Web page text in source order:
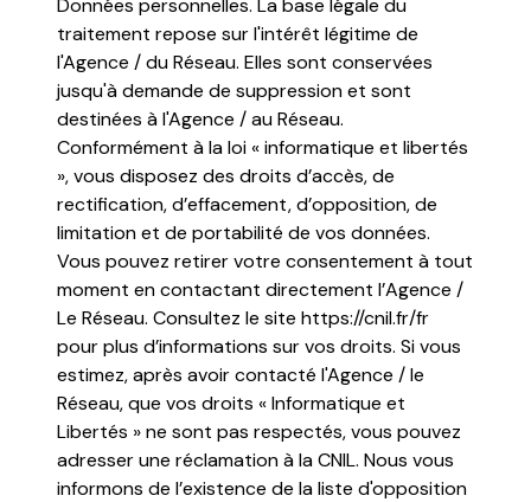
Données personnelles. La base légale du
traitement repose sur l'intérêt légitime de
l'Agence / du Réseau. Elles sont conservées
jusqu'à demande de suppression et sont
destinées à l'Agence / au Réseau.
Conformément à la loi « informatique et libertés
», vous disposez des droits d’accès, de
rectification, d’effacement, d’opposition, de
limitation et de portabilité de vos données.
Vous pouvez retirer votre consentement à tout
moment en contactant directement l’Agence /
Le Réseau. Consultez le site https://cnil.fr/fr
pour plus d’informations sur vos droits. Si vous
estimez, après avoir contacté l'Agence / le
Réseau, que vos droits « Informatique et
Libertés » ne sont pas respectés, vous pouvez
adresser une réclamation à la CNIL. Nous vous
informons de l’existence de la liste d'opposition